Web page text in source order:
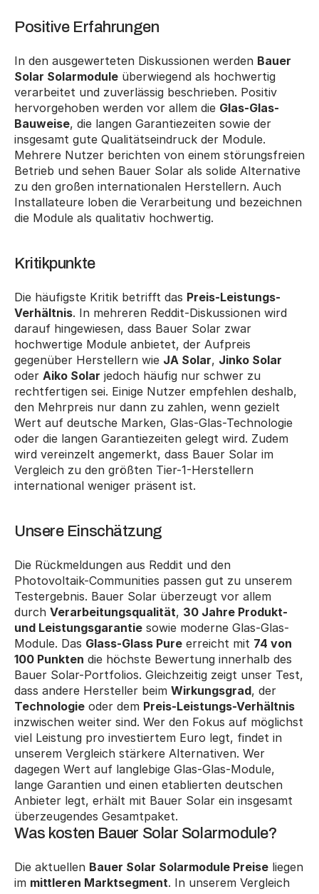
Positive Erfahrungen
In den ausgewerteten Diskussionen werden Bauer
Solar Solarmodule überwiegend als hochwertig
verarbeitet und zuverlässig beschrieben. Positiv
hervorgehoben werden vor allem die Glas-Glas-
Bauweise, die langen Garantiezeiten sowie der
insgesamt gute Qualitätseindruck der Module.
Mehrere Nutzer berichten von einem störungsfreien
Betrieb und sehen Bauer Solar als solide Alternative
zu den großen internationalen Herstellern. Auch
Installateure loben die Verarbeitung und bezeichnen
die Module als qualitativ hochwertig.
Kritikpunkte
Die häufigste Kritik betrifft das Preis-Leistungs-
Verhältnis. In mehreren Reddit-Diskussionen wird
darauf hingewiesen, dass Bauer Solar zwar
hochwertige Module anbietet, der Aufpreis
gegenüber Herstellern wie JA Solar, Jinko Solar
oder Aiko Solar jedoch häufig nur schwer zu
rechtfertigen sei. Einige Nutzer empfehlen deshalb,
den Mehrpreis nur dann zu zahlen, wenn gezielt
Wert auf deutsche Marken, Glas-Glas-Technologie
oder die langen Garantiezeiten gelegt wird. Zudem
wird vereinzelt angemerkt, dass Bauer Solar im
Vergleich zu den größten Tier-1-Herstellern
international weniger präsent ist.
Unsere Einschätzung
Die Rückmeldungen aus Reddit und den
Photovoltaik-Communities passen gut zu unserem
Testergebnis. Bauer Solar überzeugt vor allem
durch Verarbeitungsqualität, 30 Jahre Produkt-
und Leistungsgarantie sowie moderne Glas-Glas-
Module. Das Glass-Glass Pure erreicht mit 74 von
100 Punkten die höchste Bewertung innerhalb des
Bauer Solar-Portfolios. Gleichzeitig zeigt unser Test,
dass andere Hersteller beim Wirkungsgrad
Technologie oder dem Preis-Leistungs-Verhältnis
inzwischen weiter sind. Wer den Fokus auf möglichst
viel Leistung pro investiertem Euro legt, findet in
unserem Vergleich stärkere Alternativen. Wer
dagegen Wert auf langlebige Glas-Glas-Module,
lange Garantien und einen etablierten deutschen
Anbieter legt, erhält mit Bauer Solar ein insgesamt
überzeugendes Gesamtpaket.
Was kosten Bauer Solar Solarmodule?
Die aktuellen Bauer Solar Solarmodule Preise liegen
im mittleren Marktsegment. In unserem Vergleich